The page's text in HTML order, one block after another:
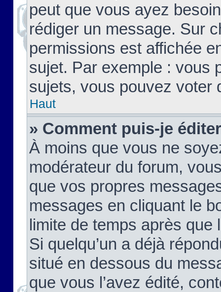
peut que vous ayez
rédiger un message. Sur
permissions est affichée
sujet. Par exemple : vous
sujets, vous pouvez voter
Haut
» Comment puis-je
À moins que vous ne
modérateur du forum,
que vos propres
messages en cliquant le
limite de temps après que
Si quelqu’un a déjà
situé en dessous du
que vous l’avez édité,